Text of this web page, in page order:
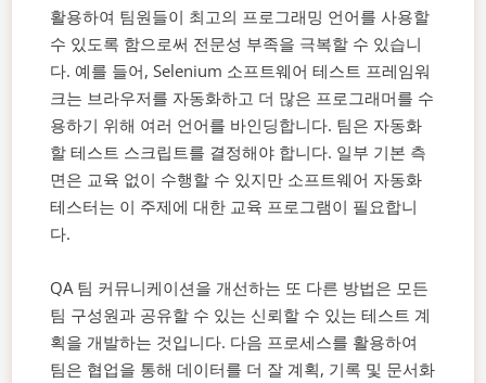
활용하여 팀원들이 최고의 프로그래밍 언어를 사용할
수 있도록 함으로써 전문성 부족을 극복할 수 있습니
다. 예를 들어, Selenium 소프트웨어 테스트 프레임워
크는 브라우저를 자동화하고 더 많은 프로그래머를 수
용하기 위해 여러 언어를 바인딩합니다. 팀은 자동화
할 테스트 스크립트를 결정해야 합니다. 일부 기본 측
면은 교육 없이 수행할 수 있지만 소프트웨어 자동화
테스터는 이 주제에 대한 교육 프로그램이 필요합니
다.
QA 팀 커뮤니케이션을 개선하는 또 다른 방법은 모든
팀 구성원과 공유할 수 있는 신뢰할 수 있는 테스트 계
획을 개발하는 것입니다. 다음 프로세스를 활용하여
팀은 협업을 통해 데이터를 더 잘 계획, 기록 및 문서화